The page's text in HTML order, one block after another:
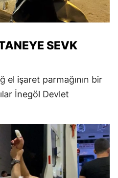
SEVK
el işaret parmağının bir
İnegöl Devlet